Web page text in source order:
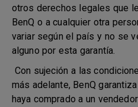
otros derechos legales que
BenQ o a cualquier otra
variar según el país y no se
alguno por esta garantía.
Con sujeción a las
más adelante, BenQ
haya comprado a un